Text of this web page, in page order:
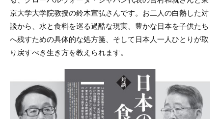
京大学大学院教授の鈴木宣弘さんです。お二人の白熱した対
談から、水と食料を巡る過酷な現実、豊かな日本を子供たち
へ残すための具体的な処方箋、そして日本人一人ひとりが取
り戻すべき生き方を教えられます。